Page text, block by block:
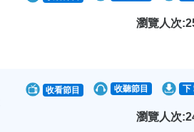
瀏覽人次
收看節目 收聽節目 下
瀏覽人次